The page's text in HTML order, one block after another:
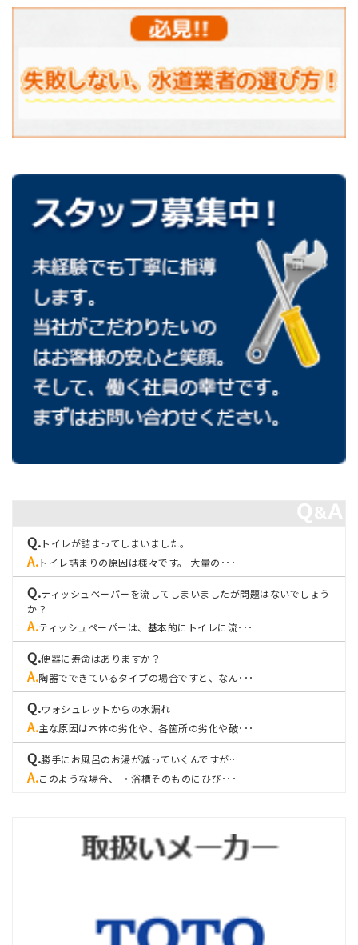
トイレが詰まってしまいました。
トイレ詰まりの原因は様々です。 大量の･･･
ティッシュペーパーを流してしまいましたが問題はないでしょう
か？
ティッシュペーパーは、基本的にトイレに流･･･
便器に寿命はありますか？
陶器でできているタイプの場合ですと、なん･･･
ウォシュレットからの水漏れ
主な原因は本体の劣化や、各箇所の劣化や破･･･
勝手にお風呂のお湯が減っていくんですが…
このような場合、 ・浴槽そのものにひび･･･